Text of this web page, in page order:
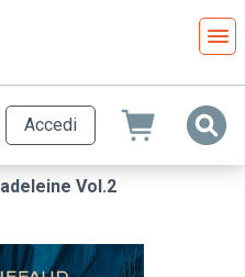
Accedi
Vol.2